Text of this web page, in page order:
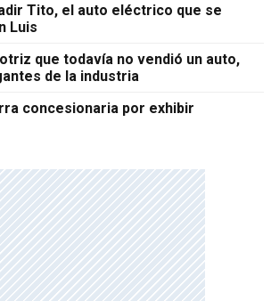
Tito, el auto eléctrico que se
Luis
que todavía no vendió un auto,
de la industria
concesionaria por exhibir